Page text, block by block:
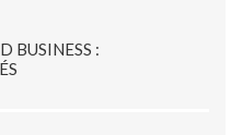
BUSINESS :